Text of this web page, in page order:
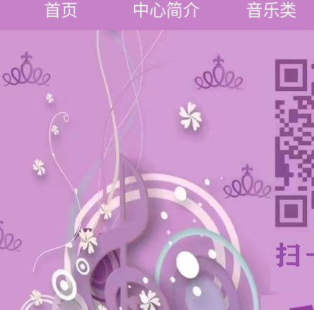
首页 中心简介 音乐类